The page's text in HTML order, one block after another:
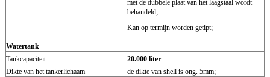
met de dubbele plaat van het laagstaal wordt
behandeld;
Kan op termijn worden getipt;
Watertank
Tankcapaciteit
20.000 liter
Dikte van het tankerlichaam
de dikte van shell is ong. 5mm;